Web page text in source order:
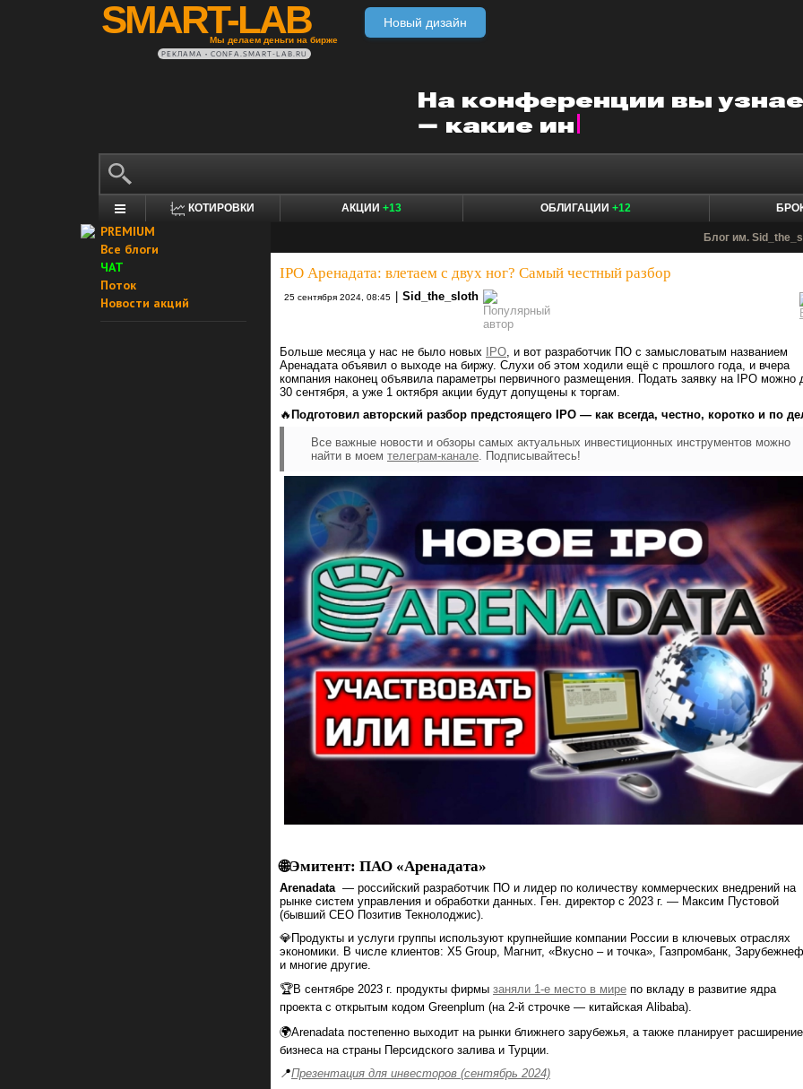
SMART-LAB
Мы делаем деньги на бирже
Новый дизайн
РЕКЛАМА • CONFA.SMART-LAB.RU
КОТИРОВКИ АКЦИИ +13 ОБЛИГАЦИИ +12
PREMIUM
Все блоги
ЧАТ
Поток
Новости акций
Блог им.
IPO Аренадата: влетаем с двух ног? Самый честный разбор
25 сентября 2024, 08:45 Sid_the_sloth
Больше месяца у нас не было новых IPO , и вот разработчик ПО с замысловатым названием
Аренадата объявил о выходе на биржу. Слухи об этом ходили ещё с прошлого года, и вчера
компания наконец объявила параметры первичного размещения. Подать заявку на IPO можно
30 сентября, а уже 1 октября акции будут допущены к торгам.
🔥 Подготовил авторский разбор предстоящего IPO — как всегда, честно, коротко и по
Все важные новости и обзоры самых актуальных инвестиционных инструментов можно
найти в моем телеграм-канале . Подписывайтесь!
🌐Эмитент: ПАО «Аренадата»
Arenadata— российский разработчик ПО и лидер по количеству коммерческих внедрений на
рынке систем управления и обработки данных. Ген. директор с 2023 г. — Максим Пустовой
(бывший CEO Позитив Текнолоджис).
💎Продукты и услуги группы используют крупнейшие компании России в ключевых отраслях
экономики. В числе клиентов: X5 Group, Магнит, «Вкусно – и точка», Газпромбанк,
и многие другие.
🏆В сентябре 2023 г. продукты фирмы заняли 1-е место в мире по вкладу в развитие ядра
проекта с открытым кодом Greenplum (на 2-й строчке — китайская Alibaba).
🌍Arenadata постепенно выходит на рынки ближнего зарубежья, а также планирует расширение
бизнеса на страны Персидского залива и Турции.
📍Презентация для инвесторов (сентябрь 2024)